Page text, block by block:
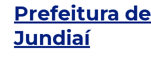
Prefeitura de
Jundiaí